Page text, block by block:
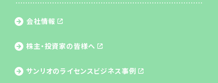
会社情報
株主・投資家の皆様へ
サンリオのライセンスビジネス事例